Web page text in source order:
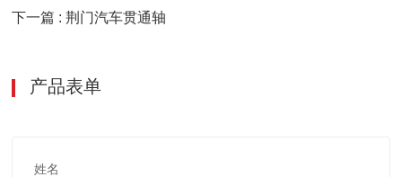
下一篇 : 荆门汽车贯通轴
产品表单
姓名